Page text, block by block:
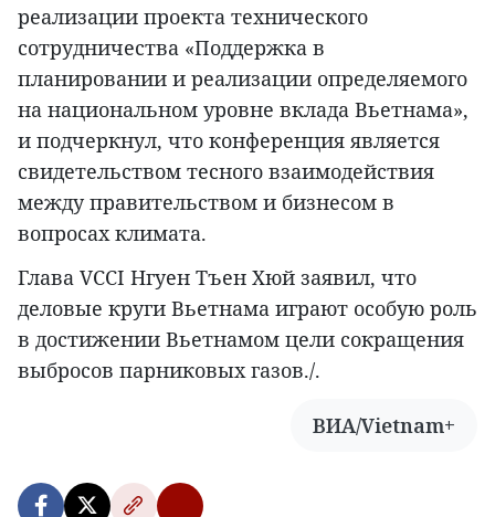
реализации проекта технического
сотрудничества «Поддержка в
планировании и реализации определяемого
на национальном уровне вклада Вьетнама»,
и подчеркнул, что конференция является
свидетельством тесного взаимодействия
между правительством и бизнесом в
вопросах климата.
Глава VCCI Нгуен Тъен Хюй заявил, что
деловые круги Вьетнама играют особую роль
в достижении Вьетнамом цели сокращения
выбросов парниковых газов./.
ВИА/Vietnam+